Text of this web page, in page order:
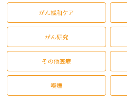
がん緩和ケア
がん研究
その他医療
喫煙